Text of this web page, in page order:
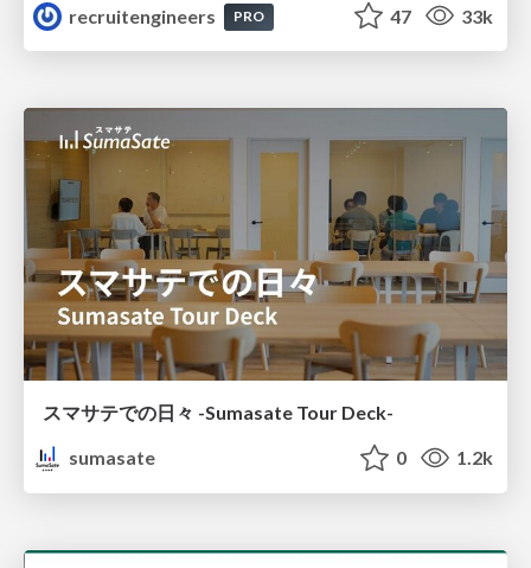
recruitengineers
PRO 47 33k
スマサテでの日々 -Sumasate Tour Deck-
sumasate
0 1.2k